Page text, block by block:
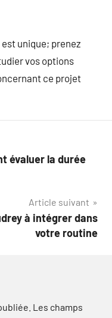
est unique; prenez
vos options
ce projet
évaluer la durée
Article suivant
à intégrer dans
votre routine
Les champs